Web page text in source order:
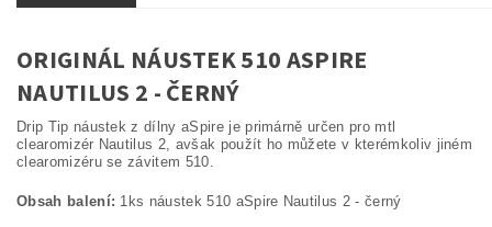
ORIGINÁL NÁUSTEK 510 ASPIRE
NAUTILUS 2 - ČERNÝ
Drip Tip náustek z dílny aSpire je primárně určen pro mtl
clearomizér Nautilus 2, avšak použít ho můžete v kterémkoliv jiném
clearomizéru se závitem 510.
Obsah balení: 1ks náustek 510 aSpire Nautilus 2 - černý